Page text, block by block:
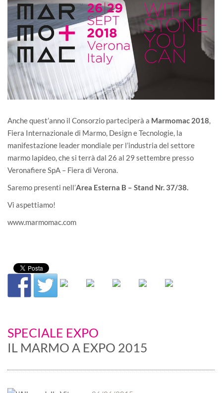
Anche quest’anno il Consorzio parteciperà a Marmomac 2018,
Fiera Internazionale di Marmo, Design e Tecnologie, la
manifestazione leader mondiale per l’industria del settore
marmo lapideo, che si terrà dal 26 al 29 settembre presso
Veronafiere SpA – Fiera di Verona.
Saremo presenti nell’Area Esterna B – Stand Nr. 37/38.
Vi aspettiamo!
www.marmomac.com
SPECIALE EXPO
IL MARMO A EXPO 2015